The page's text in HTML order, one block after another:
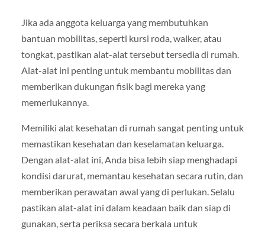
Jika ada anggota keluarga yang membutuhkan
bantuan mobilitas, seperti kursi roda, walker, atau
tongkat, pastikan alat-alat tersebut tersedia di rumah.
Alat-alat ini penting untuk membantu mobilitas dan
memberikan dukungan fisik bagi mereka yang
memerlukannya.
Memiliki alat kesehatan di rumah sangat penting untuk
memastikan kesehatan dan keselamatan keluarga.
Dengan alat-alat ini, Anda bisa lebih siap menghadapi
kondisi darurat, memantau kesehatan secara rutin, dan
memberikan perawatan awal yang di perlukan. Selalu
pastikan alat-alat ini dalam keadaan baik dan siap di
gunakan, serta periksa secara berkala untuk